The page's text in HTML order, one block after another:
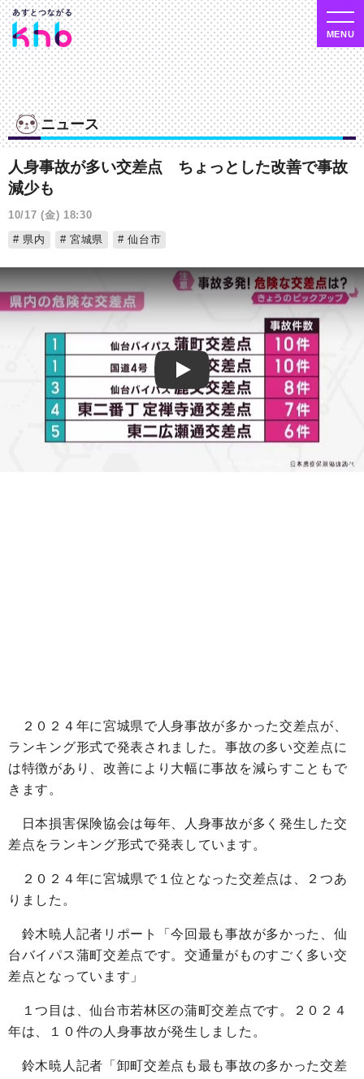
ニュース
人身事故が多い交差点 ちょっとした改善で事故
減少も
10/17 (金) 18:30
県内
宮城県 仙台市
Play
２０２４年に宮城県で人身事故が多かった交差点が、
ランキング形式で発表されました。事故の多い交差点に
は特徴があり、改善により大幅に事故を減らすこともで
きます。
日本損害保険協会は毎年、人身事故が多く発生した交
差点をランキング形式で発表しています。
２０２４年に宮城県で１位となった交差点は、２つあ
りました。
鈴木暁人記者リポート「今回最も事故が多かった、仙
台バイパス蒲町交差点です。交通量がものすごく多い交
差点となっています」
１つ目は、仙台市若林区の蒲町交差点です。２０２４
年は、１０件の人身事故が発生しました。
鈴木暁人記者「卸町交差点も最も事故の多かった交差